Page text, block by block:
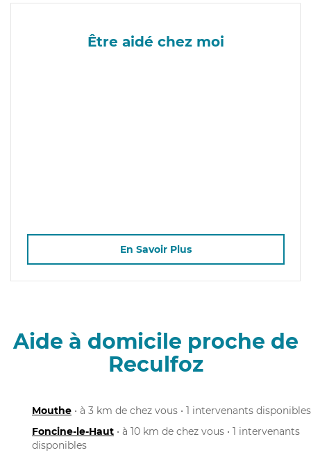
Être aidé chez moi
En Savoir Plus
Aide à domicile proche de
Reculfoz
Mouthe • à 3 km de chez vous • 1 intervenants disponibles
Foncine-le-Haut • à 10 km de chez vous • 1 intervenants
disponibles